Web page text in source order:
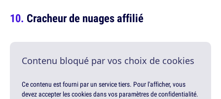
Cracheur de nuages affilié
Contenu bloqué par vos choix de cookies
Ce contenu est fourni par un service tiers. Pour l'afficher, vous
devez accepter les cookies dans vos paramètres de confidentialité.